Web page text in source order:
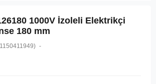
1000V İzoleli Elektrikçi
180 mm